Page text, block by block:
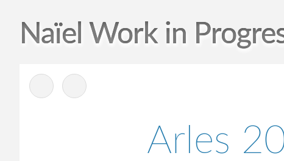
Naïel Work in
Arles